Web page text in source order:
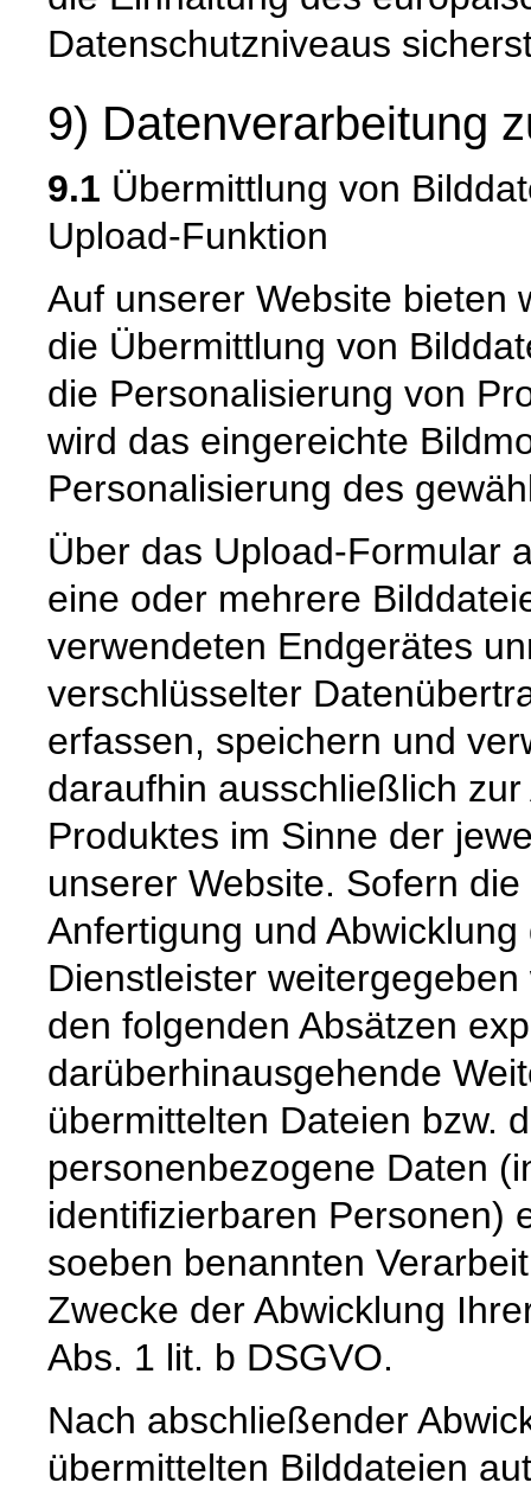
Datenschutzniveaus
9) Datenverarbeitung
9.1 Übermittlung von
Upload-Funktion
Auf unserer Website bieten
die Übermittlung von
die Personalisierung von
wird das eingereichte
Personalisierung des
Über das Upload-Formular
eine oder mehrere
verwendeten Endgerätes
verschlüsselter
erfassen, speichern und
daraufhin ausschließlich
Produktes im Sinne der
unserer Website. Sofern
Anfertigung und
Dienstleister
den folgenden Absätzen
darüberhinausgehende
übermittelten Dateien bzw.
personenbezogene Daten
identifizierbaren Personen)
soeben benannten
Zwecke der Abwicklung
Abs. 1 lit. b DSGVO.
Nach abschließender
übermittelten Bilddateien